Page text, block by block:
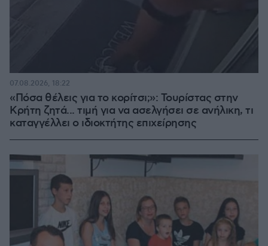
«Πόσα θέλεις για το κορίτσι;»: Τουρίστας στην
Κρήτη ζητά... τιμή για να ασελγήσει σε ανήλικη, τι
καταγγέλλει ο ιδιοκτήτης επιχείρησης
07.08.2026, 18:22